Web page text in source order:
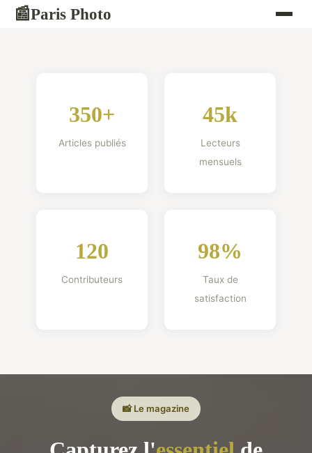
📰Paris Photo
350+
Articles publiés
45k
Lecteurs
mensuels
120
Contributeurs
98%
Taux de
satisfaction
📸 Le magazine